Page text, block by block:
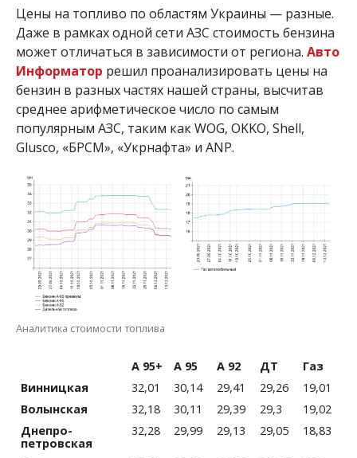
Цены на топливо по областям Украины — разные.
Даже в рамках одной сети АЗС стоимость бензина
может отличаться в зависимости от региона. Авто
Информатор решил проанализировать цены на
бензин в разных частях нашей страны, высчитав
среднее арифметическое число по самым
популярным АЗС, таким как WOG, OKKO, Shell,
Glusco, «БРСМ», «Укрнафта» и ANP.
Аналитика стоимости топлива
А 95+ А 95 А 92 ДТ
Газ
Винницкая
32,01 30,14 29,41 29,26
19,01
Волынская
32,18 30,11 29,39 29,3
19,02
Днепро­
петровская
32,28 29,99 29,13 29,05 18,83